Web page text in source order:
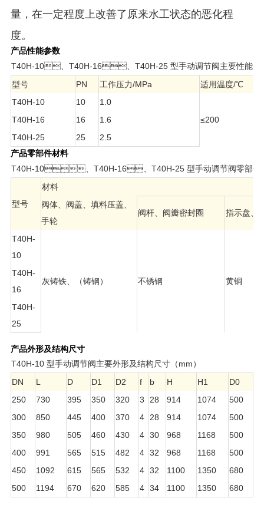
量，在一定程度上改善了原来水工状态的恶化程
度。
产品性能参数
T40H-10、T40H-16、T40H-25 型手动调节阀主要性能参
型号
PN 工作压力/MPa
适用温度/℃
T40H-10
10
1.0
≤200
T40H-16 16
1.6
T40H-25
25
2.5
产品零部件材料
T40H-10、T40H-16、T40H-25 型手动调节阀零部件
型号
材料
阀体、阀盖、填料压盖、
手轮
阀杆、阀瓣密封圈 指示盘、
T40H-
10
灰铸铁、（铸钢） 不锈钢 黄铜
T40H-
16
T40H-
25
产品外形及结构尺寸
T40H-10 型手动调节阀主要外形及结构尺寸（mm）
DN
L D D1 D2 f b H H1 D0
250
730 395 350 320 3 28 914 1074 500
300
850 445 400 370 4 28 914 1074 500
350
980 505 460 430 4 30 968 1168 500
400
991 565 515 482 4 32 968 1168 500
450
1092 615 565 532 4 32 1100 1350 680
500
1194 670 620 585 4 34 1100 1350 680